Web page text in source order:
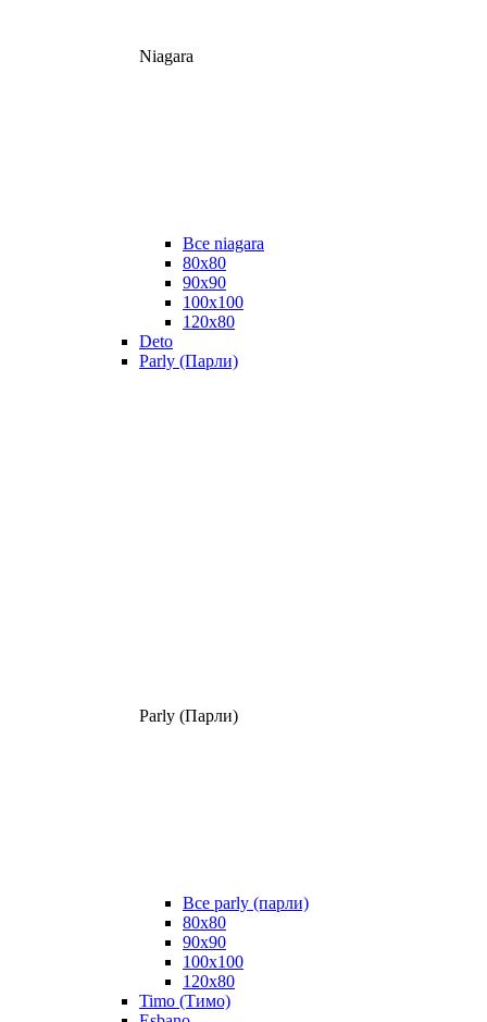
Niagara
Все niagara
80x80
90x90
100x100
120x80
Deto
Parly (Парли)
Parly (Парли)
Все parly (парли)
80x80
90x90
100x100
120x80
Timo (Тимо)